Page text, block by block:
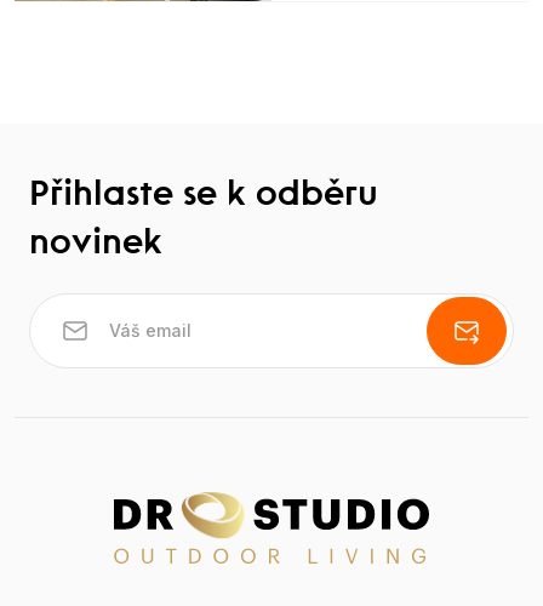
Přihlaste se k odběru
novinek